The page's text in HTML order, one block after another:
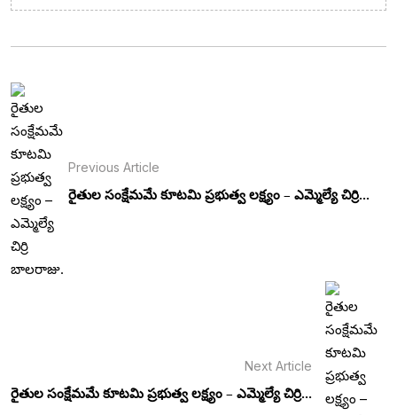
Previous Article
రైతుల సంక్షేమమే కూటమి ప్రభుత్వ లక్ష్యం – ఎమ్మెల్యే చిర్రి...
Next Article
రైతుల సంక్షేమమే కూటమి ప్రభుత్వ లక్ష్యం – ఎమ్మెల్యే చిర్రి...